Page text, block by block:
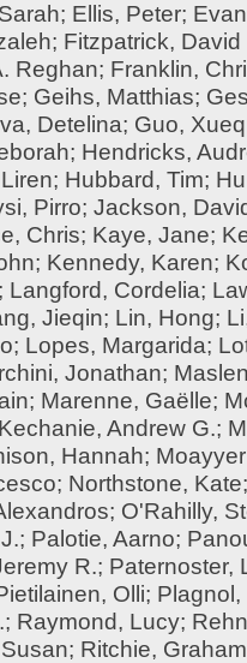
; Ellis, Peter;
; Fitzpatrick, David
Reghan; Franklin,
; Geihs, Matthias;
Detelina; Guo,
; Hendricks,
; Hubbard, Tim;
Pirro; Jackson,
Chris; Kaye, Jane;
; Kennedy, Karen;
; Langford, Cordelia;
Jieqin; Lin, Hong;
; Lopes, Margarida;
Jonathan;
; Marenne, Gaëlle;
Andrew G.;
Hannah;
; Northstone, Kate
; O'Rahilly,
; Palotie, Aarno;
R.; Paternoster,
Olli;
; Raymond, Lucy;
; Ritchie,